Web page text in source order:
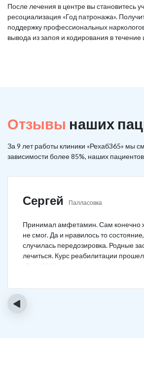
После лечения в центре вы становитесь
ресоциализация «Год патронажа».
поддержку профессиональных
вывода из запоя и кодирования в течение
Отзывы наших
За 9 лет работы клиники «Рехаб365» мы
зависимости более 85%, наших пациентов
Сергей Палласовка
Принимал амфетамин. Сам конечно
не смог. Да и нравилось то
случилась передозировка. Родные
лечиться. Курс реабилитации
«Рехаб365». Много месяцев уже не
‹